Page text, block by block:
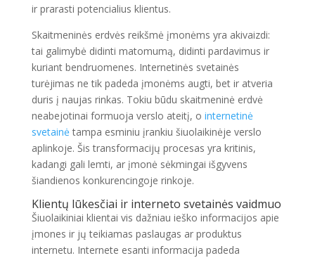
ir prarasti potencialius klientus.
Skaitmeninės erdvės reikšmė įmonėms yra akivaizdi:
tai galimybė didinti matomumą, didinti pardavimus ir
kuriant bendruomenes. Internetinės svetainės
turėjimas ne tik padeda įmonėms augti, bet ir atveria
duris į naujas rinkas. Tokiu būdu skaitmeninė erdvė
neabejotinai formuoja verslo ateitį, o internetinė
svetainė tampa esminiu įrankiu šiuolaikinėje verslo
aplinkoje. Šis transformacijų procesas yra kritinis,
kadangi gali lemti, ar įmonė sėkmingai išgyvens
šiandienos konkurencingoje rinkoje.
Klientų lūkesčiai ir interneto svetainės vaidmuo
Šiuolaikiniai klientai vis dažniau ieško informacijos apie
įmones ir jų teikiamas paslaugas ar produktus
internetu. Internete esanti informacija padeda